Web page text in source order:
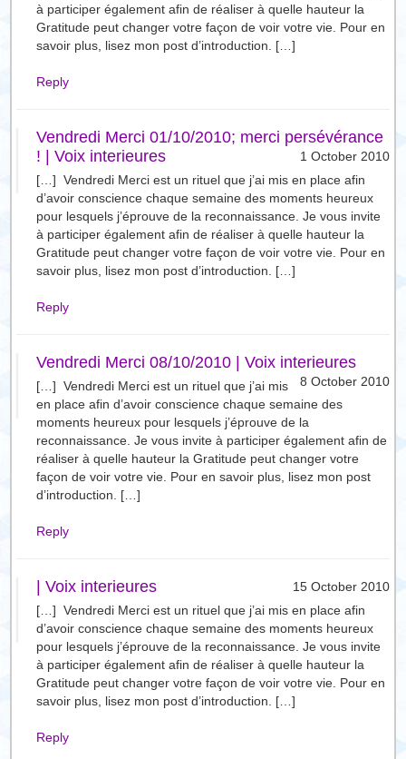
à participer également afin de réaliser à quelle hauteur la
Gratitude peut changer votre façon de voir votre vie. Pour en
savoir plus, lisez mon post d’introduction. […]
Reply
Vendredi Merci 01/10/2010; merci persévérance
! | Voix interieures
1 October 2010
[…] Vendredi Merci est un rituel que j’ai mis en place afin
d’avoir conscience chaque semaine des moments heureux
pour lesquels j’éprouve de la reconnaissance. Je vous invite
à participer également afin de réaliser à quelle hauteur la
Gratitude peut changer votre façon de voir votre vie. Pour en
savoir plus, lisez mon post d’introduction. […]
Reply
Vendredi Merci 08/10/2010 | Voix interieures
8 October 2010
[…] Vendredi Merci est un rituel que j’ai mis
en place afin d’avoir conscience chaque semaine des
moments heureux pour lesquels j’éprouve de la
reconnaissance. Je vous invite à participer également afin de
réaliser à quelle hauteur la Gratitude peut changer votre
façon de voir votre vie. Pour en savoir plus, lisez mon post
d’introduction. […]
Reply
| Voix interieures
15 October 2010
[…] Vendredi Merci est un rituel que j’ai mis en place afin
d’avoir conscience chaque semaine des moments heureux
pour lesquels j’éprouve de la reconnaissance. Je vous invite
à participer également afin de réaliser à quelle hauteur la
Gratitude peut changer votre façon de voir votre vie. Pour en
savoir plus, lisez mon post d’introduction. […]
Reply